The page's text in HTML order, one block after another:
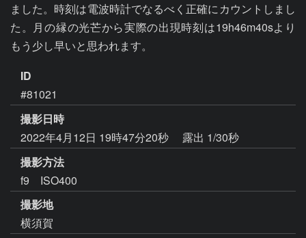
ました。時刻は電波時計でなるべく正確にカウントしまし
た。月の縁の光芒から実際の出現時刻は19h46m40sより
もう少し早いと思われます。
ID
#81021
撮影日時
2022年4月12日 19時47分20秒
露出 1/30秒
撮影方法
f9 ISO400
撮影地
横須賀